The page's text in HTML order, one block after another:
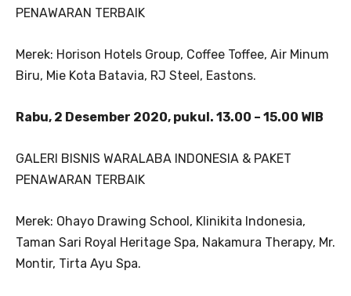
PENAWARAN TERBAIK
Merek: Horison Hotels Group, Coffee Toffee, Air Minum
Biru, Mie Kota Batavia, RJ Steel, Eastons.
Rabu, 2 Desember 2020, pukul. 13.00 – 15.00 WIB
GALERI BISNIS WARALABA INDONESIA & PAKET
PENAWARAN TERBAIK
Merek: Ohayo Drawing School, Klinikita Indonesia,
Taman Sari Royal Heritage Spa, Nakamura Therapy, Mr.
Montir, Tirta Ayu Spa.